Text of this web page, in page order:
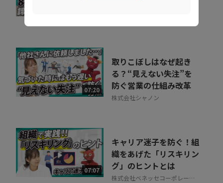
07:20
取りこぼしはなぜ起き
る？“見えない失注”を
防ぐ営業の仕組み改革
株式会社シャノン
07:07
キャリア迷子を防ぐ！組
織をあげた「リスキリン
グ」のヒントとは
株式会社ベネッセコーポレーシ